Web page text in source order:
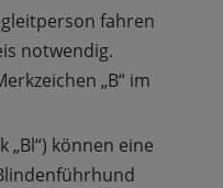
fahren
notwendig.
„B“ im
„Bl“) können eine